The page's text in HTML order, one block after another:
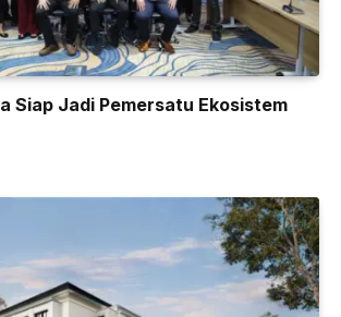
Siap Jadi Pemersatu Ekosistem